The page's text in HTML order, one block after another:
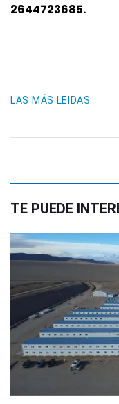
2644723685.
LAS MÁS LEIDAS
TE PUEDE